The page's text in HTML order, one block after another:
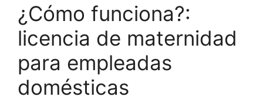
¿Cómo funciona?:
licencia de maternidad
para empleadas
domésticas